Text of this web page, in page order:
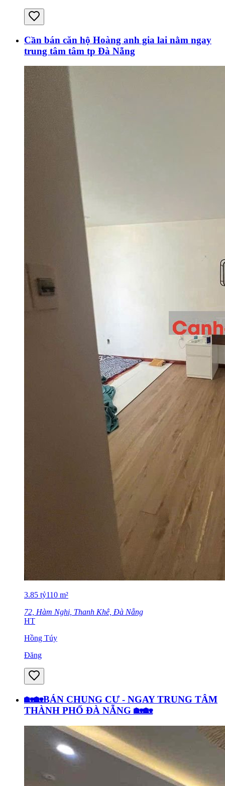
Cần bán căn hộ Hoàng anh gia lai nằm ngay
trung tâm tâm tp Đà Nẵng
3.85 tỷ110 m²
72, Hàm Nghi, Thanh Khê, Đà Nẵng
HT
Hồng Túy
Đăng
🏡🏡BÁN CHUNG CƯ - NGAY TRUNG TÂM
THÀNH PHỐ ĐÀ NẴNG 🏡🏡